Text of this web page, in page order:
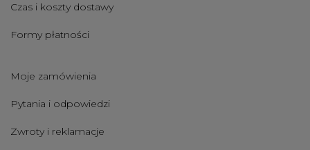
Czas i koszty dostawy
Formy płatności
Moje zamówienia
Pytania i odpowiedzi
Zwroty i reklamacje